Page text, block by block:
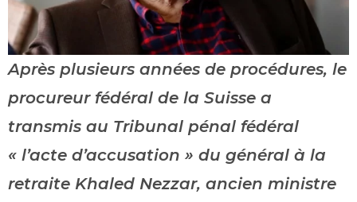
Après plusieurs années de procédures, le
procureur fédéral de la Suisse a
transmis au Tribunal pénal fédéral
« l’acte d’accusation » du général à la
retraite Khaled Nezzar, ancien ministre